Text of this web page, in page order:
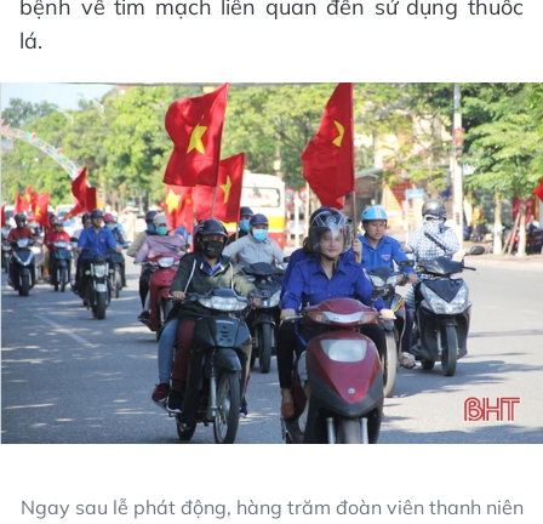
bệnh về tim mạch liên quan đến sử dụng thuốc
lá.
Ngay sau lễ phát động, hàng trăm đoàn viên thanh niên